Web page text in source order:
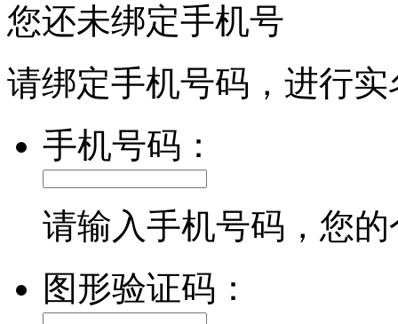
您还未绑定手机号
请绑定手机号码，进行
手机号码：
请输入手机号码，您
图形验证码：